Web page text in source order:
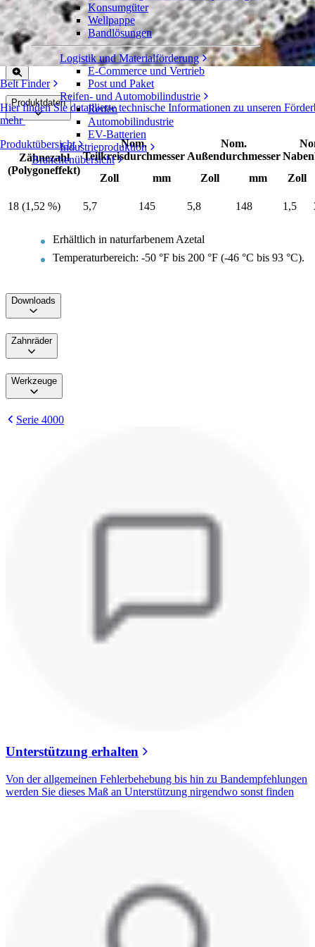
Belt Finder
Hier finden Sie detaillierte technische Informationen zu unseren
mehr
Produktübersicht
Konsumgüter
Wellpappe
Bandlösungen
Logistik und Materialförderung
E-Commerce und Vertrieb
Post und Paket
Reifen- und Automobilindustrie
Reifen
Automobilindustrie
EV-Batterien
Industrieproduktion
Branchenübersicht
Gefräste Azetal-Zahnräder
Serie 4000
Freigeben Angebot einholen
Produktdaten
Zähnezahl
(Polygoneffekt)
Nom.
Teilkreisdurchmesser
Nom.
Außendurchmesser
Zoll
mm Zoll mm Zoll
18 (1,52 %) 5,7 145 5,8 148 1,5
Erhältlich in naturfarbenem Azetal
Temperaturbereich: -50 °F bis 200 °F (-46 °C bis 93 °C).
Downloads
Zahnräder
Werkzeuge
Serie 4000
Unterstützung erhalten
Von der allgemeinen Fehlerbehebung bis hin zu Bandempfehlungen
werden Sie dieses Maß an Unterstützung nirgendwo sonst finden